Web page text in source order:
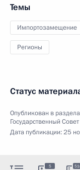
Темы
Импортозамещение
Регионы
Статус
Опубликован в
Государственный Совет
Дата публикации:25
5